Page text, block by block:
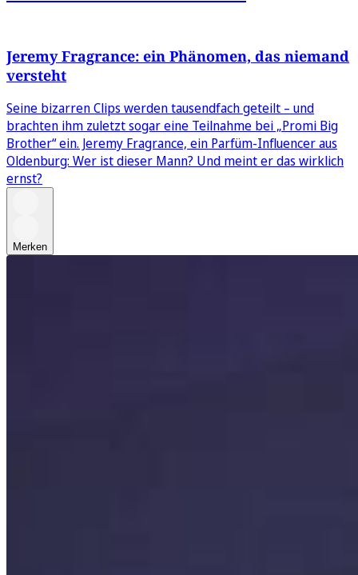
Jeremy Fragrance: ein Phänomen, das niemand
versteht
Seine bizarren Clips werden tausendfach geteilt – und
brachten ihm zuletzt sogar eine Teilnahme bei „Promi Big
Brother“ ein. Jeremy Fragrance, ein Parfüm-Influencer aus
Oldenburg: Wer ist dieser Mann? Und meint er das wirklich
ernst?
Merken